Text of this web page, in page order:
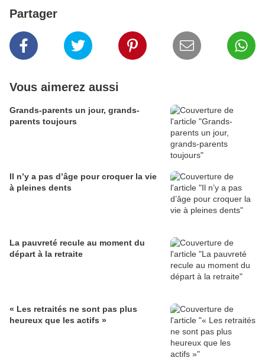
Partager
Vous aimerez aussi
Grands-parents un jour, grands-
parents toujours
Il n’y a pas d’âge pour croquer la vie
à pleines dents
La pauvreté recule au moment du
départ à la retraite
« Les retraités ne sont pas plus
heureux que les actifs »